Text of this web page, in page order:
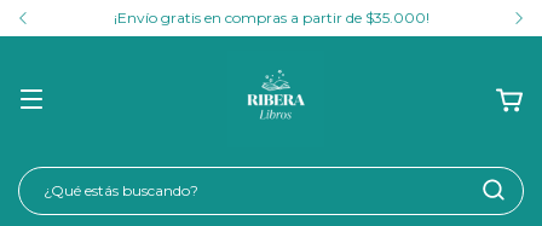
¡Envío gratis en compras a partir de $35.000!